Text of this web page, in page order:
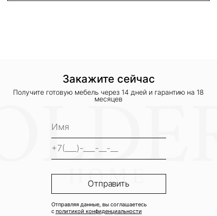
Закажите сейчас
Получите готовую мебель через 14 дней и гарантию на 18
месяцев
Отправляя данные, вы соглашаетесь
с политикой конфиденциальности